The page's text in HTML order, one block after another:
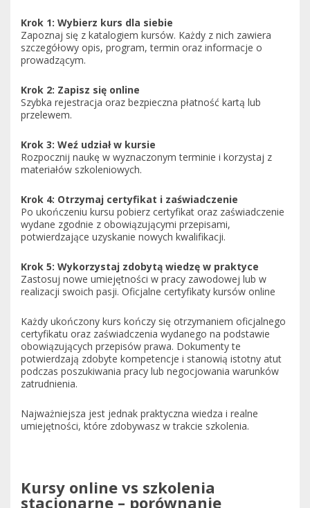
Krok 1: Wybierz kurs dla siebie
Zapoznaj się z katalogiem kursów. Każdy z nich zawiera
szczegółowy opis, program, termin oraz informacje o
prowadzącym.
Krok 2: Zapisz się online
Szybka rejestracja oraz bezpieczna płatność kartą lub
przelewem.
Krok 3: Weź udział w kursie
Rozpocznij naukę w wyznaczonym terminie i korzystaj z
materiałów szkoleniowych.
Krok 4: Otrzymaj certyfikat i zaświadczenie
Po ukończeniu kursu pobierz certyfikat oraz zaświadczenie
wydane zgodnie z obowiązującymi przepisami,
potwierdzające uzyskanie nowych kwalifikacji.
Krok 5: Wykorzystaj zdobytą wiedzę w praktyce
Zastosuj nowe umiejętności w pracy zawodowej lub w
realizacji swoich pasji. Oficjalne certyfikaty kursów online
Każdy ukończony kurs kończy się otrzymaniem oficjalnego
certyfikatu oraz zaświadczenia wydanego na podstawie
obowiązujących przepisów prawa. Dokumenty te
potwierdzają zdobyte kompetencje i stanowią istotny atut
podczas poszukiwania pracy lub negocjowania warunków
zatrudnienia.
Najważniejsza jest jednak praktyczna wiedza i realne
umiejętności, które zdobywasz w trakcie szkolenia.
Kursy online vs szkolenia
stacjonarne – porównanie